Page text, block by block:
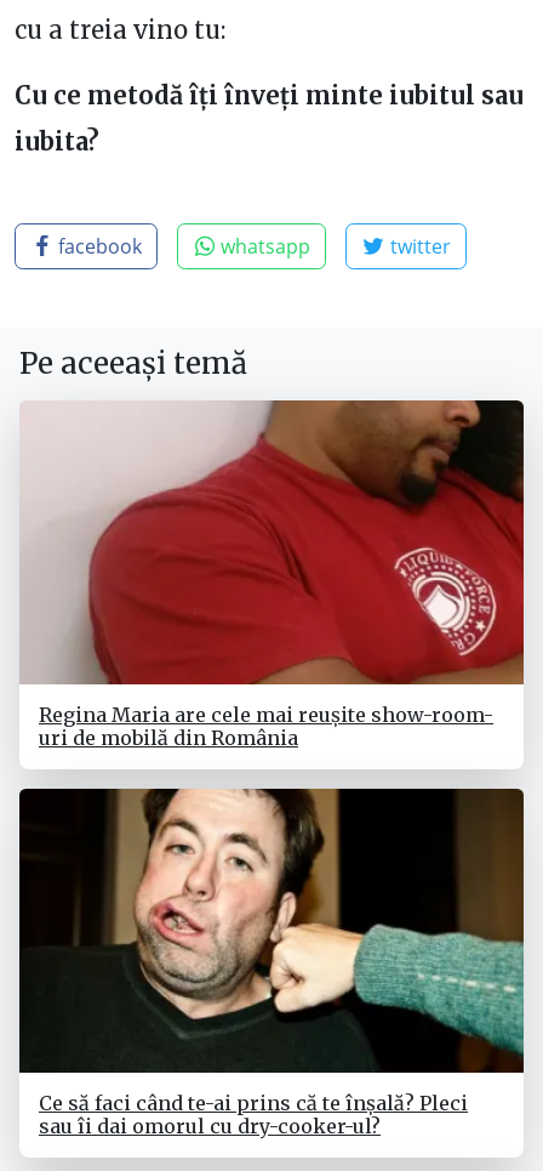
cu a treia vino tu:
Cu ce metodă îți înveți minte iubitul sau
iubita?
facebook whatsapp twitter
Pe aceeași temă
Regina Maria are cele mai reușite show-room-
uri de mobilă din România
Ce să faci când te-ai prins că te înșală? Pleci
sau îi dai omorul cu dry-cooker-ul?